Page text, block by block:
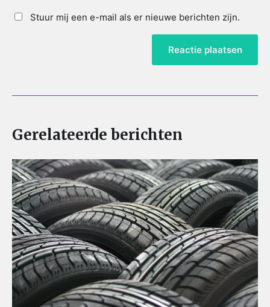
Stuur mij een e-mail als er nieuwe berichten zijn.
Gerelateerde berichten